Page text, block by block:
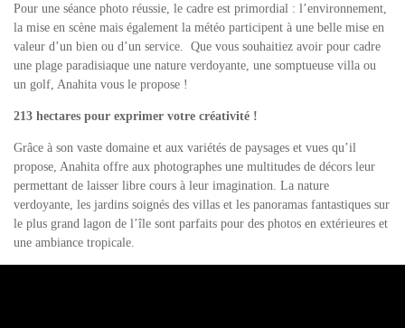
Pour une séance photo réussie, le cadre est primordial : l’environnement,
la mise en scène mais également la météo participent à une belle mise en
valeur d’un bien ou d’un service. Que vous souhaitiez avoir pour cadre
une plage paradisiaque une nature verdoyante, une somptueuse villa ou
un golf, Anahita vous le propose !
213 hectares pour exprimer votre créativité !
Grâce à son vaste domaine et aux variétés de paysages et vues qu’il
propose, Anahita offre aux photographes une multitudes de décors leur
permettant de laisser libre cours à leur imagination. La nature
verdoyante, les jardins soignés des villas et les panoramas fantastiques sur
le plus grand lagon de l’île sont parfaits pour des photos en extérieures et
une ambiance tropicale.